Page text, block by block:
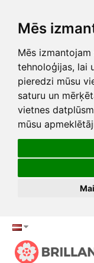
Mēs
Mēs
tehnoloģijas, lai
pieredzi mūsu
saturu un
vietnes
mūsu